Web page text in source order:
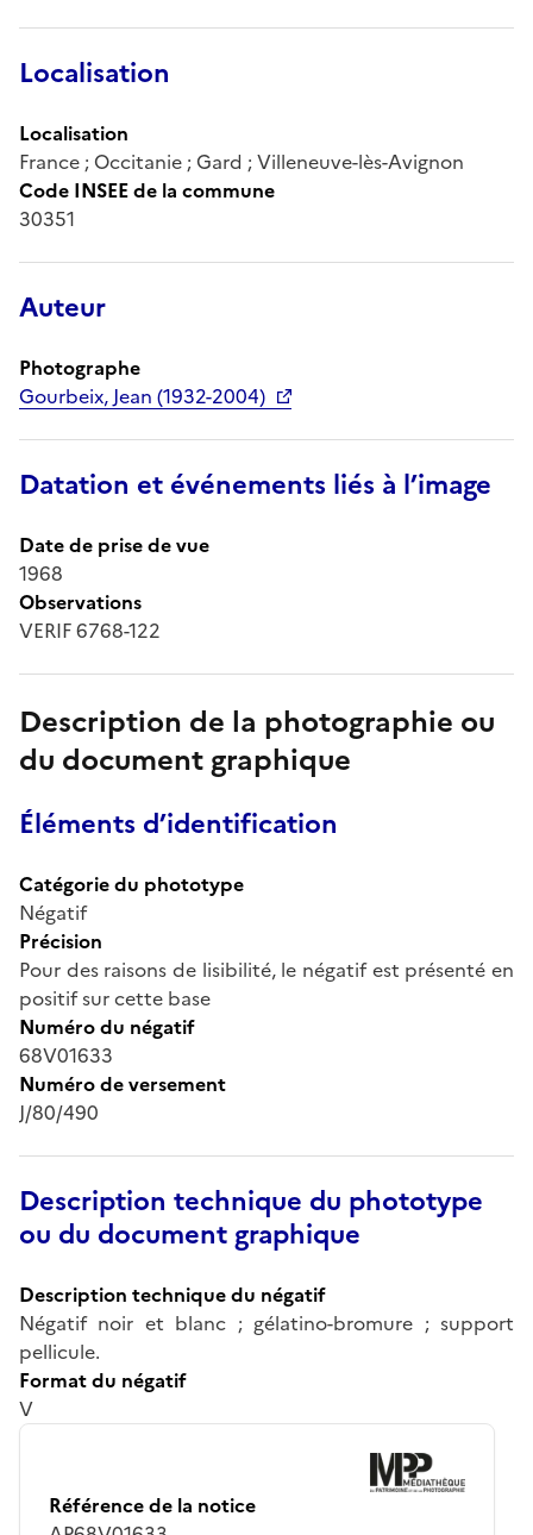
Localisation
Localisation
France ; Occitanie ; Gard ; Villeneuve-lès-Avignon
Code INSEE de la commune
30351
Auteur
Photographe
Gourbeix, Jean (1932-2004)
Datation et événements liés à l’image
Date de prise de vue
1968
Observations
VERIF 6768-122
Description de la photographie ou
du document graphique
Éléments d’identification
Catégorie du phototype
Négatif
Précision
Pour des raisons de lisibilité, le négatif est présenté en
positif sur cette base
Numéro du négatif
68V01633
Numéro de versement
J/80/490
Description technique du phototype
ou du document graphique
Description technique du négatif
Négatif noir et blanc ; gélatino-bromure ; support
pellicule.
Format du négatif
V
Référence de la notice